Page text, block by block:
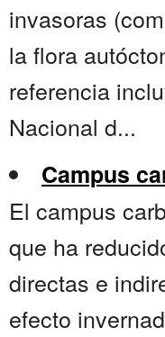
invasoras
la flora
referencia
Nacional d...
Campus
El campus
que ha
directas e
efecto